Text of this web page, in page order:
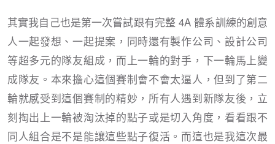
其實我自己也是第一次嘗試跟有完整 4A 體系訓練的創意
人一起發想、一起提案，同時還有製作公司、設計公司
等超多元的隊友組成，而上一輪的對手，下一輪馬上變
成隊友。本來擔心這個賽制會不會太逼人，但到了第二
輪就感受到這個賽制的精妙，所有人遇到新隊友後，立
刻掏出上一輪被淘汰掉的點子或是切入角度，看看跟不
同人組合是不是能讓這些點子復活。而這也是我這次最